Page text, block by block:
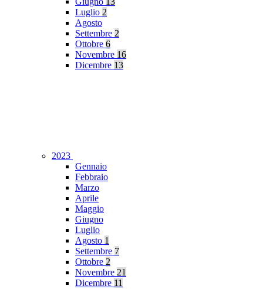
Luglio 2
Agosto
Settembre 2
Ottobre 6
Novembre 16
Dicembre 13
2023
Gennaio
Febbraio
Marzo
Aprile
Maggio
Giugno
Luglio
Agosto 1
Settembre 7
Ottobre 2
Novembre 21
Dicembre 11